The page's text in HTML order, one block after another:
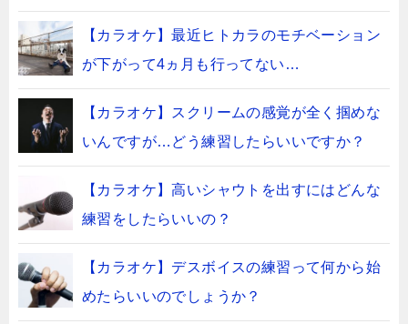
【カラオケ】最近ヒトカラのモチベーション
が下がって4ヵ月も行ってない…
【カラオケ】スクリームの感覚が全く掴めな
いんですが…どう練習したらいいですか？
【カラオケ】高いシャウトを出すにはどんな
練習をしたらいいの？
【カラオケ】デスボイスの練習って何から始
めたらいいのでしょうか？